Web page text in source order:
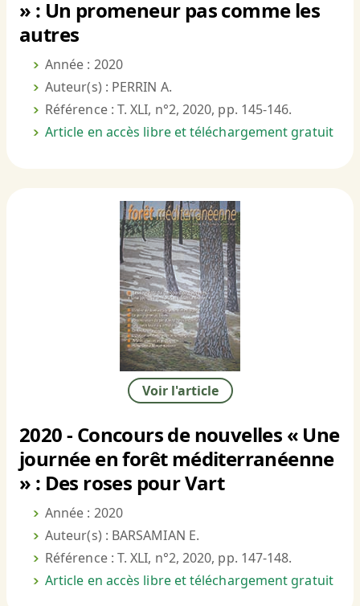
» : Un promeneur pas comme les
autres
Année : 2020
Auteur(s) : PERRIN A.
Référence : T. XLI, n°2, 2020, pp. 145-146.
Article en accès libre et téléchargement gratuit
Voir l'article
2020 - Concours de nouvelles « Une
journée en forêt méditerranéenne
» : Des roses pour Vart
Année : 2020
Auteur(s) : BARSAMIAN E.
Référence : T. XLI, n°2, 2020, pp. 147-148.
Article en accès libre et téléchargement gratuit